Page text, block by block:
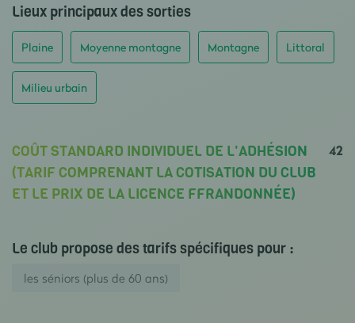
Lieux principaux des sorties
Plaine Moyenne montagne Montagne Littoral
Milieu urbain
COÛT STANDARD INDIVIDUEL DE L'ADHÉSION
(TARIF COMPRENANT LA COTISATION DU CLUB
ET LE PRIX DE LA LICENCE FFRANDONNÉE)
42
Le club propose des tarifs spécifiques pour :
les séniors (plus de 60 ans)